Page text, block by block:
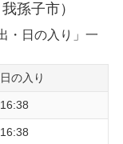
孫子市）
・日の入り」一
日の入り
16:38
16:38